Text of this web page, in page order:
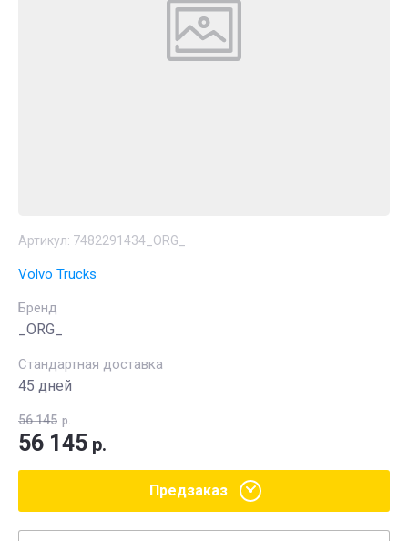
Артикул: 7482291434_ORG_
Volvo Trucks
Бренд
_ORG_
Стандартная доставка
45 дней
56 145 р.
56 145 р.
Предзаказ